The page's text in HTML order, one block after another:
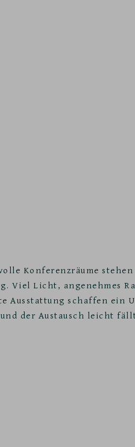
Konferenzräume
Viel Licht, angenehmes
Ausstattung schaffen ein
der Austausch leicht